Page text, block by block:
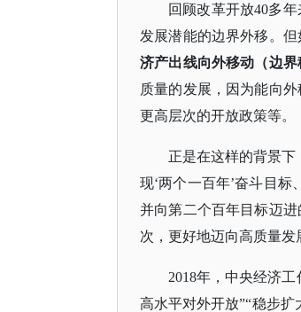
回顾改革开放40多
发展潜能的边界外移。
济产出线向外移动（边界
质量的发展，因为能向
更高层次的开放政策等。
正是在这样的背景
现‘两个一百年’奋斗目
并向第二个百年目标迈
次，更好地迈向高质量发
2018年，中央经济
高水平对外开放”“稳步